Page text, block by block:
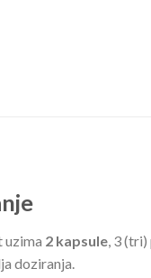
uzima 2 kapsule, 3 (tri)
doziranja.